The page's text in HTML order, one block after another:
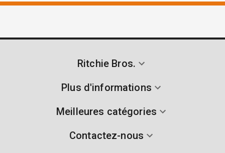
Ritchie Bros.
Plus d'informations
Meilleures catégories
Contactez-nous